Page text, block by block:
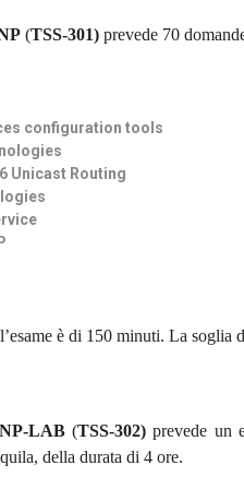
(TSS-301)prevede 70
configuration
Unicast Routing
è di 150 minuti. La soglia
LAB(TSS-302) prevede un
della durata di 4 ore.